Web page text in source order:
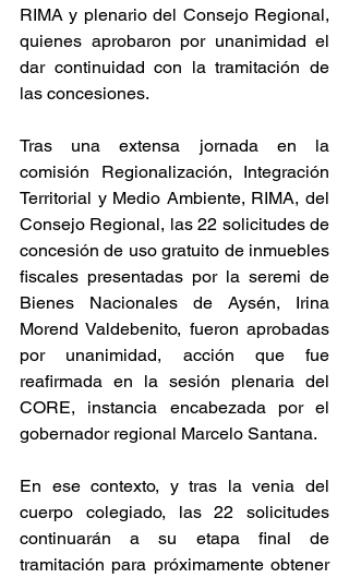
RIMA y plenario del Consejo Regional,
quienes aprobaron por unanimidad el
dar continuidad con la tramitación de
las concesiones.
Tras una extensa jornada en la
comisión Regionalización, Integración
Territorial y Medio Ambiente, RIMA, del
Consejo Regional, las 22 solicitudes de
concesión de uso gratuito de inmuebles
fiscales presentadas por la seremi de
Bienes Nacionales de Aysén, Irina
Morend Valdebenito, fueron aprobadas
por unanimidad, acción que fue
reafirmada en la sesión plenaria del
CORE, instancia encabezada por el
gobernador regional Marcelo Santana.
En ese contexto, y tras la venia del
cuerpo colegiado, las 22 solicitudes
continuarán a su etapa final de
tramitación para próximamente obtener